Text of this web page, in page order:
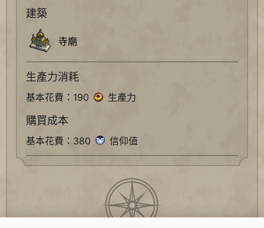
建築
寺廟
生產力消耗
基本花費：190 生產力
購買成本
基本花費：380 信仰值